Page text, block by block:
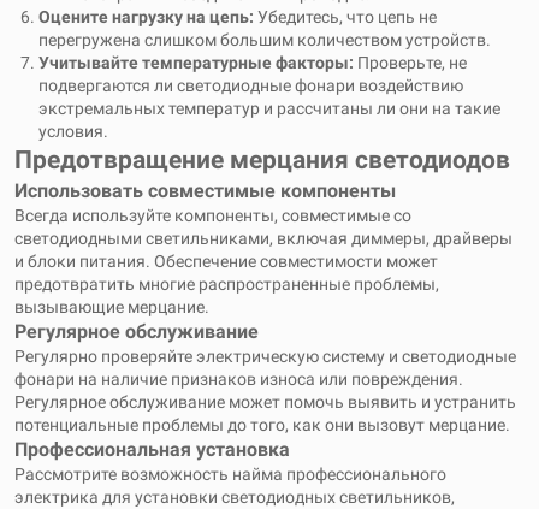
Оцените нагрузку на цепь: Убедитесь, что цепь не
перегружена слишком большим количеством устройств.
Учитывайте температурные факторы: Проверьте, не
подвергаются ли светодиодные фонари воздействию
экстремальных температур и рассчитаны ли они на такие
условия.
Предотвращение мерцания светодиодов
Использовать совместимые компоненты
Всегда используйте компоненты, совместимые со
светодиодными светильниками, включая диммеры, драйверы
и блоки питания. Обеспечение совместимости может
предотвратить многие распространенные проблемы,
вызывающие мерцание.
Регулярное обслуживание
Регулярно проверяйте электрическую систему и светодиодные
фонари на наличие признаков износа или повреждения.
Регулярное обслуживание может помочь выявить и устранить
потенциальные проблемы до того, как они вызовут мерцание.
Профессиональная установка
Рассмотрите возможность найма профессионального
электрика для установки светодиодных светильников,